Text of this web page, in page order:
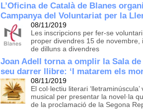
L’Oficina de Català de Blanes
Campanya del Voluntariat per la
08/11/2019
Les inscripcions per fer-se
proper divendres 15 de
de dilluns a divendres
Joan Adell torna a omplir la Sala
seu darrer llibre: ‘I matarem els
08/11/2019
El col·lectiu literari
musical per presentar la novel·la
de la proclamació de la Segona